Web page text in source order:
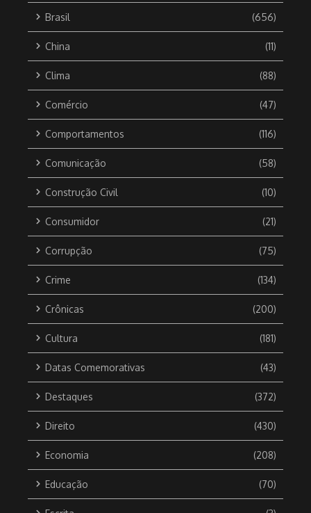
Brasil (656)
China (11)
Clima (88)
Comércio (47)
Comportamentos (116)
Comunicação (58)
Construção Civil (10)
Consumidor (21)
Corrupção (75)
Crime (134)
Crônicas (200)
Cultura (181)
Datas Comemorativas (43)
Destaques (372)
Direito (430)
Economia (208)
Educação (70)